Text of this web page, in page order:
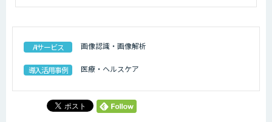
AIサービス 画像認識・画像解析
導入活用事例 医療・ヘルスケア